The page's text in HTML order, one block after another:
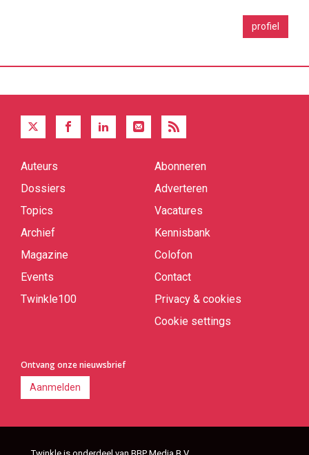
profiel
9654
Quick
Auteurs
Dossiers
Topics
Archief
Magazine
Events
Twinkle100
Abonneren
Adverteren
Vacatures
Kennisbank
Colofon
Contact
Privacy & cookies
Cookie settings
Ontvang onze nieuwsbrief
Aanmelden